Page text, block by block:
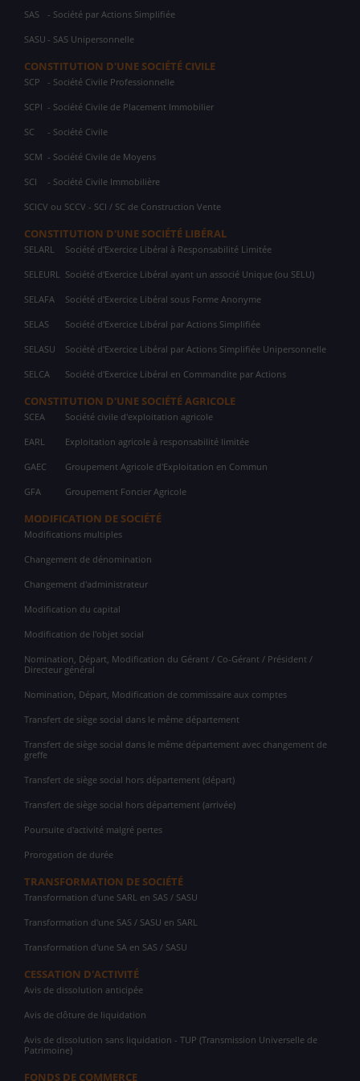
SAS - Société par Actions Simplifiée
SASU - SAS Unipersonnelle
CONSTITUTION D'UNE SOCIÉTÉ CIVILE
SCP - Société Civile Professionnelle
SCPI - Société Civile de Placement Immobilier
SC - Société Civile
SCM - Société Civile de Moyens
SCI - Société Civile Immobilière
SCICV ou SCCV - SCI / SC de Construction Vente
CONSTITUTION D'UNE SOCIÉTÉ LIBÉRAL
SELARL Société d'Exercice Libéral à Responsabilité Limitée
SELEURL Société d'Exercice Libéral ayant un associé Unique (ou SELU)
SELAFA Société d'Exercice Libéral sous Forme Anonyme
SELAS Société d'Exercice Libéral par Actions Simplifiée
SELASU Société d'Exercice Libéral par Actions Simplifiée Unipersonnelle
SELCA Société d'Exercice Libéral en Commandite par Actions
CONSTITUTION D'UNE SOCIÉTÉ AGRICOLE
SCEA Société civile d'exploitation agricole
EARL Exploitation agricole à responsabilité limitée
GAEC Groupement Agricole d'Exploitation en Commun
GFA Groupement Foncier Agricole
MODIFICATION DE SOCIÉTÉ
Modifications multiples
Changement de dénomination
Changement d'administrateur
Modification du capital
Modification de l'objet social
Nomination, Départ, Modification du Gérant / Co-Gérant / Président /
Directeur général
Nomination, Départ, Modification de commissaire aux comptes
Transfert de siège social dans le même département
Transfert de siège social dans le même département avec changement de
greffe
Transfert de siège social hors département (départ)
Transfert de siège social hors département (arrivée)
Poursuite d'activité malgré pertes
Prorogation de durée
TRANSFORMATION DE SOCIÉTÉ
Transformation d'une SARL en SAS / SASU
Transformation d'une SAS / SASU en SARL
Transformation d'une SA en SAS / SASU
CESSATION D'ACTIVITÉ
Avis de dissolution anticipée
Avis de clôture de liquidation
Avis de dissolution sans liquidation - TUP (Transmission Universelle de
Patrimoine)
FONDS DE COMMERCE